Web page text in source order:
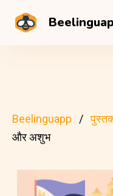
Beelinguapp
और अशुभ